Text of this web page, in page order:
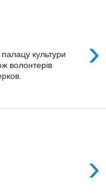
›
культури
волонтерів
›